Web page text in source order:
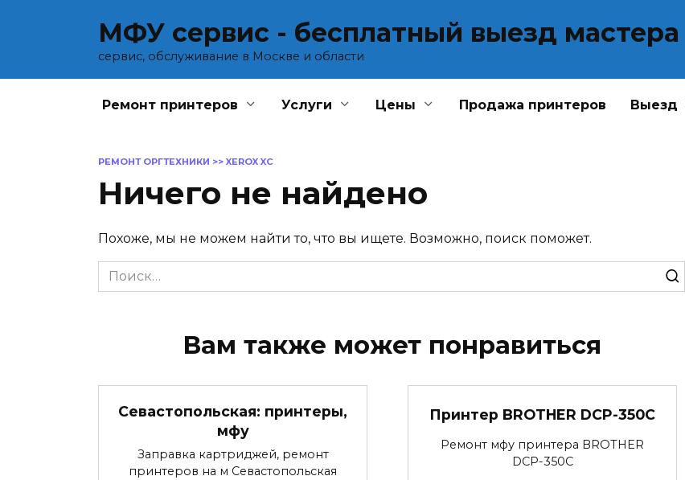
МФУ сервис - бесплатный выезд мастера
сервис, обслуживание в Москве и области
Ремонт принтеров Услуги Цены Продажа принтеров Выезд
РЕМОНТ ОРГТЕХНИКИ >> XEROX XC
Ничего не найдено
Похоже, мы не можем найти то, что вы ищете. Возможно, поиск поможет.
Search
for:
Вам также может понравиться
Севастопольская: принтеры,
мфу
Заправка картриджей, ремонт
принтеров на м Севастопольская
Принтер BROTHER DCP-350C
Ремонт мфу принтера BROTHER
DCP-350C